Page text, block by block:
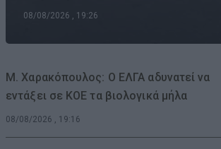
08/08/2026 , 19:26
Μ. Χαρακόπουλος: Ο ΕΛΓΑ αδυνατεί να
εντάξει σε ΚΟΕ τα βιολογικά μήλα
08/08/2026 , 19:16